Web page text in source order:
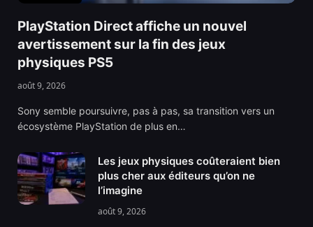
PlayStation Direct affiche un nouvel
avertissement sur la fin des jeux
physiques PS5
août 9, 2026
Sony semble poursuivre, pas à pas, sa transition vers un
écosystème PlayStation de plus en…
Les jeux physiques coûteraient bien
plus cher aux éditeurs qu’on ne
l’imagine
août 9, 2026